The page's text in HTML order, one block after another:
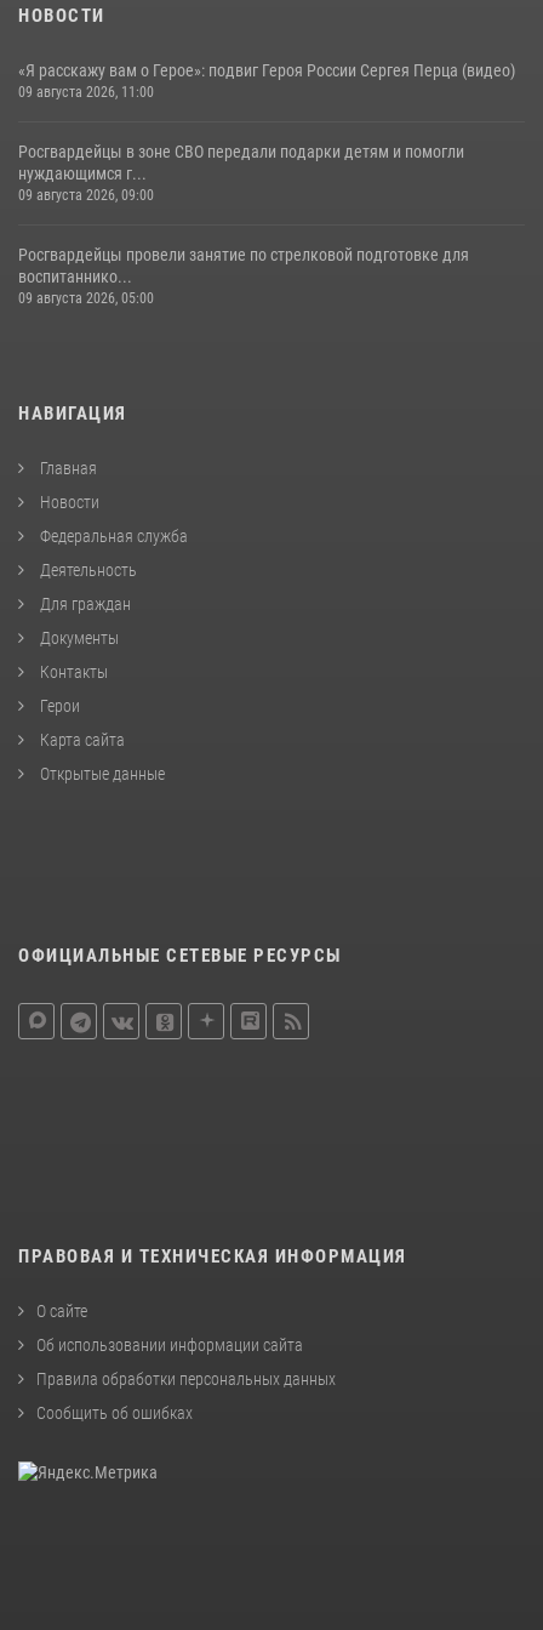
НОВОСТИ
«Я расскажу вам о Герое»: подвиг Героя России Сергея Перца (видео)
09 августа 2026, 11:00
Росгвардейцы в зоне СВО передали подарки детям и помогли
нуждающимся г...
09 августа 2026, 09:00
Росгвардейцы провели занятие по стрелковой подготовке для
воспитаннико...
09 августа 2026, 05:00
НАВИГАЦИЯ
Главная
Новости
Федеральная служба
Деятельность
Для граждан
Документы
Контакты
Герои
Карта сайта
Открытые данные
ОФИЦИАЛЬНЫЕ СЕТЕВЫЕ РЕСУРСЫ
ПРАВОВАЯ И ТЕХНИЧЕСКАЯ ИНФОРМАЦИЯ
О сайте
Об использовании информации сайта
Правила обработки персональных данных
Сообщить об ошибках